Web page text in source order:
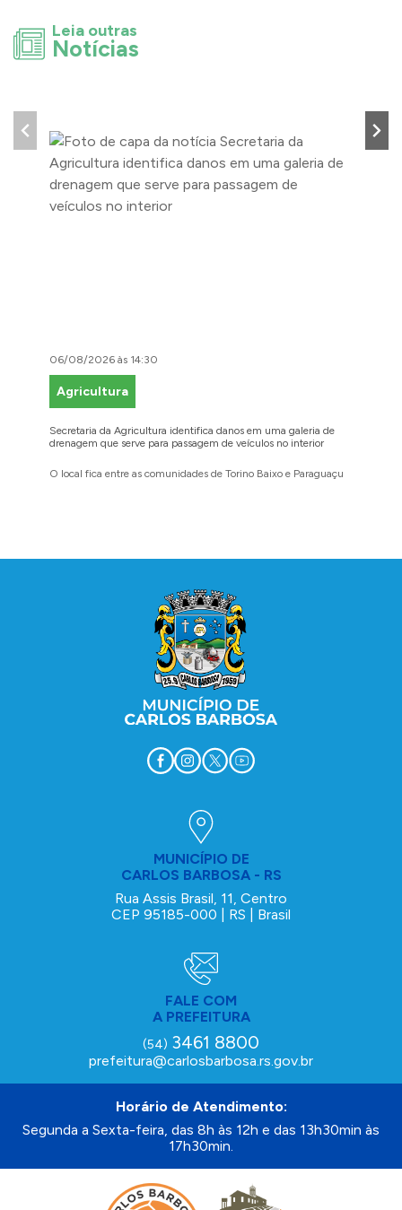
Leia outras
Notícias
06/08/2026 às 14:30
Agricultura
Secretaria da Agricultura identifica danos em uma galeria de
drenagem que serve para passagem de veículos no interior
O local fica entre as comunidades de Torino Baixo e Paraguaçu
MUNICÍPIO DE
CARLOS BARBOSA - RS
Rua Assis Brasil, 11, Centro
CEP 95185-000 | RS | Brasil
FALE COM
A PREFEITURA
(54) 3461 8800
prefeitura@carlosbarbosa.rs.gov.br
Horário de Atendimento:
Segunda a Sexta-feira, das 8h às 12h e das 13h30min às
17h30min.